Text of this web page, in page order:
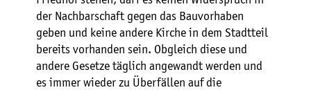
der Nachbarschaft gegen das Bauvorhaben
geben und keine andere Kirche in dem Stadtteil
bereits vorhanden sein. Obgleich diese und
andere Gesetze täglich angewandt werden und
es immer wieder zu Überfällen auf die